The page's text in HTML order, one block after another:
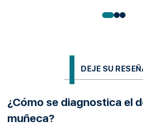
DEJE SU
¿Cómo se diagnostica el
muñeca?